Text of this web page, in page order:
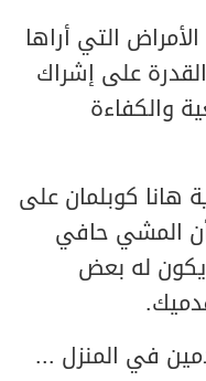
التي أراها
على إشراك
والكفاءة
هانا كوبلمان على
أن المشي حافي
يكون له بعض
في المنزل ...